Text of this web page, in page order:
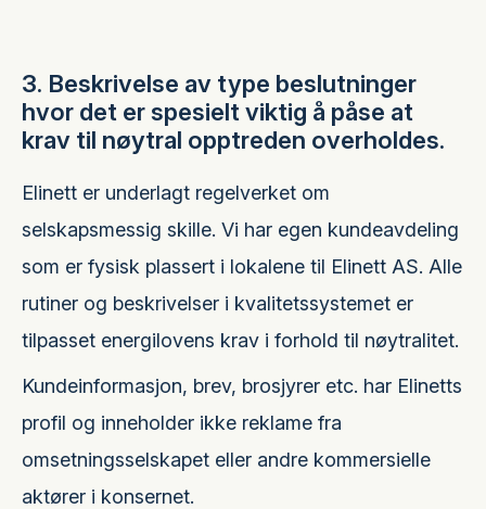
3. Beskrivelse av type beslutninger
hvor det er spesielt viktig å påse at
krav til nøytral opptreden overholdes.
Elinett er underlagt regelverket om
selskapsmessig skille. Vi har egen kundeavdeling
som er fysisk plassert i lokalene til Elinett AS. Alle
rutiner og beskrivelser i kvalitetssystemet er
tilpasset energilovens krav i forhold til nøytralitet.
Kundeinformasjon, brev, brosjyrer etc. har Elinetts
profil og inneholder ikke reklame fra
omsetningsselskapet eller andre kommersielle
aktører i konsernet.